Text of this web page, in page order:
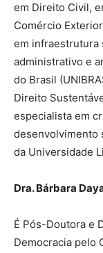
em Direito Civil,
Comércio
em infraestrutura
administrativo e
do Brasil
Direito
especialista em
desenvolvimento
da Universidade
Dra. Bárbara
É Pós-Doutora e
Democracia pelo